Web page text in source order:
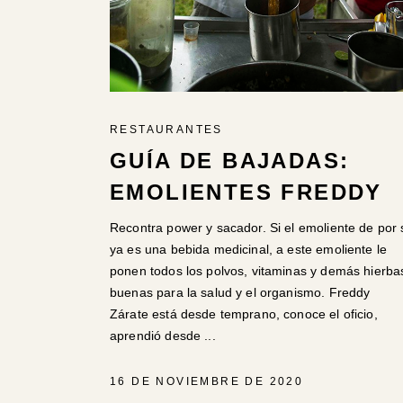
RESTAURANTES
GUÍA DE BAJADAS:
EMOLIENTES FREDDY
Recontra power y sacador. Si el emoliente de por
ya es una bebida medicinal, a este emoliente le
ponen todos los polvos, vitaminas y demás
buenas para la salud y el organismo. Freddy
Zárate está desde temprano, conoce el oficio,
aprendió desde
16 DE NOVIEMBRE DE 2020